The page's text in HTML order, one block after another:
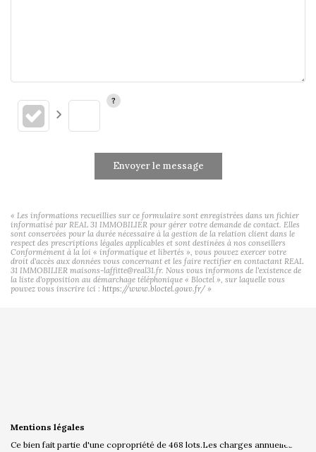
Envoyer le message
« Les informations recueillies sur ce formulaire sont enregistrées dans un fichier
informatisé par REAL 31 IMMOBILIER pour gérer votre demande de contact. Elles
sont conservées pour la durée nécessaire à la gestion de la relation client dans le
respect des prescriptions légales applicables et sont destinées à nos conseillers
Conformément à la loi « informatique et libertés », vous pouvez exercer votre
droit d'accès aux données vous concernant et les faire rectifier en contactant REAL
31 IMMOBILIER maisons-laffitte@real31.fr. Nous vous informons de l'existence de
la liste d'opposition au démarchage téléphonique « Bloctel », sur laquelle vous
pouvez vous inscrire ici : https://www.bloctel.gouv.fr/ »
Mentions légales
Ce bien fait partie d'une copropriété de 468 lots.Les charges annuelles